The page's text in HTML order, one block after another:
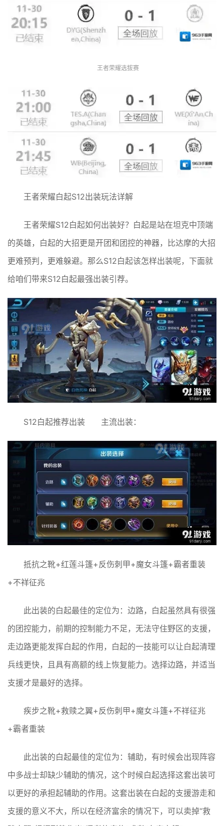
王者荣耀选拔赛
王者荣耀白起S12出装玩法详解
王者荣耀S12白起如何出装好？白起是站在坦克中顶端
的英雄，白起的大招更是开团和团控的神器，比达摩的大招
更难预判，更难躲避。那么S12白起该怎样出装呢，下面就
给咱们带来S12白起最强出装引荐。
S12白起推荐出装 主流出装：
抵抗之靴+红莲斗篷+反伤刺甲+魔女斗篷+霸者重装
+不祥征兆
此出装的白起最佳的定位为：边路，白起虽然具有很强
的团控能力，前期的控制能力不足，无法守住野区的支援，
走边路更能发挥白起的作用，白起的一技能可以让白起清理
兵线更快，且具有高额的线上恢复能力。选择边路，并适当
支援才是最好的选择。
疾步之靴+救赎之翼+反伤刺甲+魔女斗篷+不祥征兆
+霸者重装
此出装的白起最佳的定位为：辅助，有时候会出现阵容
中多战士却缺少辅助的情况，这个时候白起选择这套出装可
以更好的承担起辅助的作用。这套出装在白起的支援游走和
支援的意义不大，所以在经济富余的情况下，可以卖掉“救